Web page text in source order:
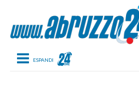
Toggle navigation